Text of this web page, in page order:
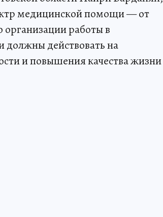
медицинской помощи — от
работы в
должны действовать на
и повышения качества жизни